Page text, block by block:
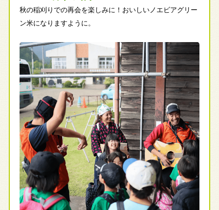
秋の稲刈りでの再会を楽しみに！おいしいノエビアグリー
ン米になりますように。